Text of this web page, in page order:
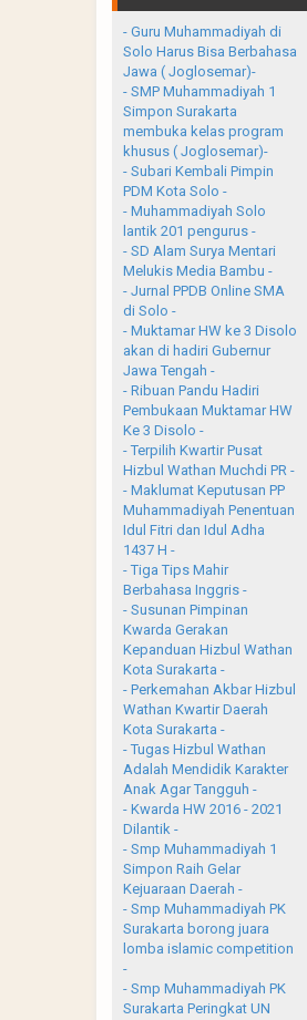
- Guru Muhammadiyah di
Solo Harus Bisa Berbahasa
Jawa ( Joglosemar)-
- SMP Muhammadiyah 1
Simpon Surakarta
membuka kelas program
khusus ( Joglosemar)-
- Subari Kembali Pimpin
PDM Kota Solo -
- Muhammadiyah Solo
lantik 201 pengurus -
- SD Alam Surya Mentari
Melukis Media Bambu -
- Jurnal PPDB Online SMA
di Solo -
- Muktamar HW ke 3 Disolo
akan di hadiri Gubernur
Jawa Tengah -
- Ribuan Pandu Hadiri
Pembukaan Muktamar HW
Ke 3 Disolo -
- Terpilih Kwartir Pusat
Hizbul Wathan Muchdi PR -
- Maklumat Keputusan PP
Muhammadiyah Penentuan
Idul Fitri dan Idul Adha
1437 H -
- Tiga Tips Mahir
Berbahasa Inggris -
- Susunan Pimpinan
Kwarda Gerakan
Kepanduan Hizbul Wathan
Kota Surakarta -
- Perkemahan Akbar Hizbul
Wathan Kwartir Daerah
Kota Surakarta -
- Tugas Hizbul Wathan
Adalah Mendidik Karakter
Anak Agar Tangguh -
- Kwarda HW 2016 - 2021
Dilantik -
- Smp Muhammadiyah 1
Simpon Raih Gelar
Kejuaraan Daerah -
- Smp Muhammadiyah PK
Surakarta borong juara
lomba islamic competition
-
- Smp Muhammadiyah PK
Surakarta Peringkat UN